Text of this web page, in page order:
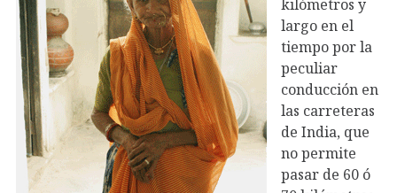
kilómetros y
largo en el
tiempo por la
peculiar
conducción en
las carreteras
de India, que
no permite
pasar de 60 ó